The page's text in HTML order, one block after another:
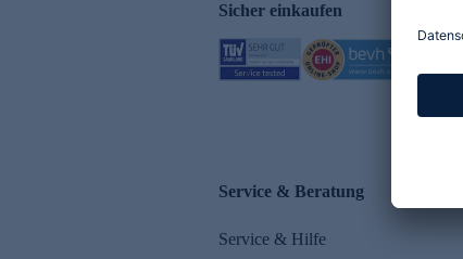
Sicher einkaufen
Service & Beratung
Service & Hilfe